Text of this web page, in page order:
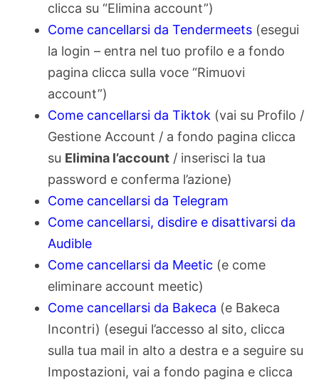
clicca su “Elimina account”)
Come cancellarsi da Tendermeets (esegui
la login – entra nel tuo profilo e a fondo
pagina clicca sulla voce “Rimuovi
account”)
Come cancellarsi da Tiktok (vai su Profilo /
Gestione Account / a fondo pagina clicca
su Elimina l’account / inserisci la tua
password e conferma l’azione)
Come cancellarsi da Telegram
Come cancellarsi, disdire e disattivarsi da
Audible
Come cancellarsi da Meetic (e come
eliminare account meetic)
Come cancellarsi da Bakeca (e Bakeca
Incontri) (esegui l’accesso al sito, clicca
sulla tua mail in alto a destra e a seguire su
Impostazioni, vai a fondo pagina e clicca